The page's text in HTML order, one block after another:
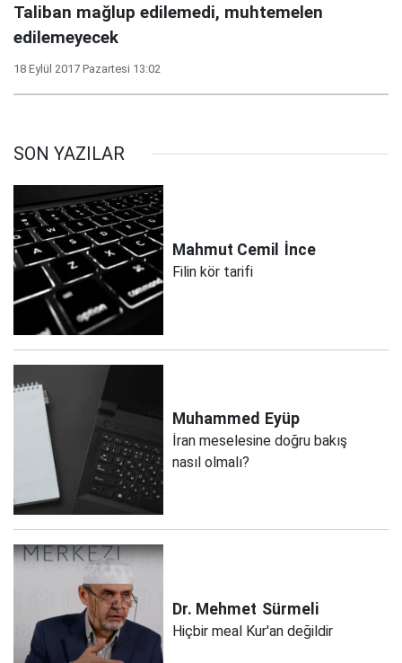
Taliban mağlup edilemedi, muhtemelen
edilemeyecek
18 Eylül 2017 Pazartesi 13:02
SON YAZILAR
Mahmut Cemil İnce
Filin kör tarifi
Muhammed Eyüp
İran meselesine doğru bakış
nasıl olmalı?
Dr. Mehmet Sürmeli
Hiçbir meal Kur'an değildir